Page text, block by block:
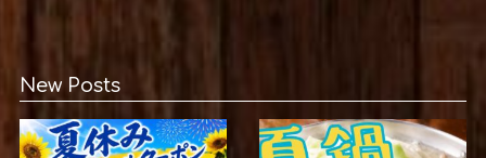
New Posts